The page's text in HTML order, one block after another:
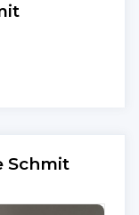
Schmit